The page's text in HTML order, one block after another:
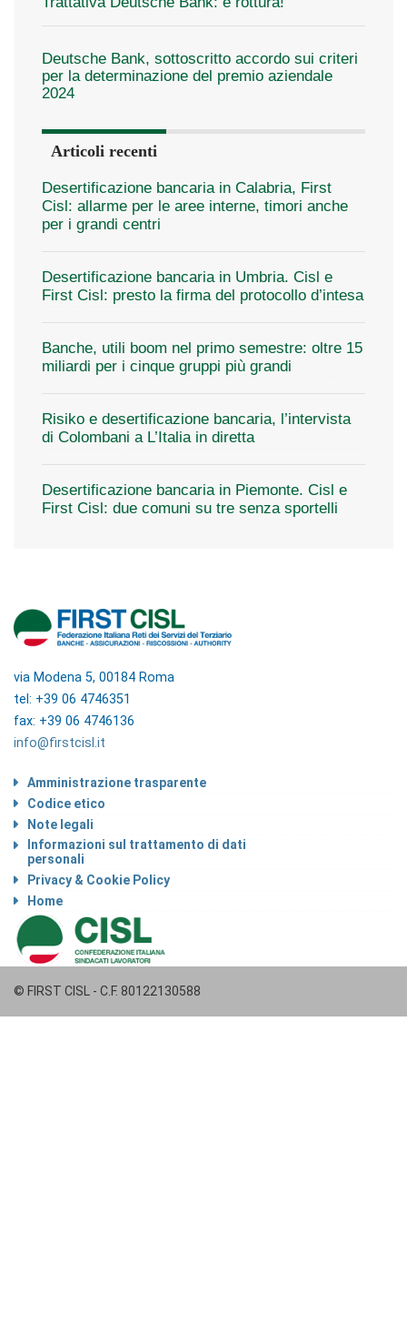
Deutsche Bank, sottoscritto accordo sui criteri
per la determinazione del premio aziendale
2024
Articoli recenti
Desertificazione bancaria in Calabria, First
Cisl: allarme per le aree interne, timori anche
per i grandi centri
Desertificazione bancaria in Umbria. Cisl e
First Cisl: presto la firma del protocollo d’intesa
Banche, utili boom nel primo semestre: oltre 15
miliardi per i cinque gruppi più grandi
Risiko e desertificazione bancaria, l’intervista
di Colombani a L’Italia in diretta
Desertificazione bancaria in Piemonte. Cisl e
First Cisl: due comuni su tre senza sportelli
via Modena 5, 00184 Roma
tel: +39 06 4746351
fax: +39 06 4746136
info@firstcisl.it
Amministrazione trasparente
Codice etico
Note legali
Informazioni sul trattamento di dati
personali
Privacy & Cookie Policy
Home
© FIRST CISL - C.F. 80122130588